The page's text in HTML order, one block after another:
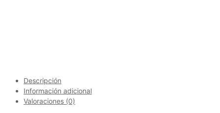
Descripción
Información adicional
Valoraciones (0)